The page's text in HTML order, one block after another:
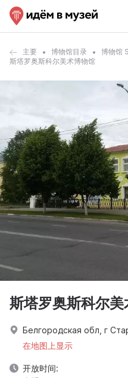
主要 博物馆目录
博物馆
斯塔罗奥斯科尔美术博物馆
斯塔罗奥斯科尔
Белгородская обл, г
在地图上显示
开放时间: